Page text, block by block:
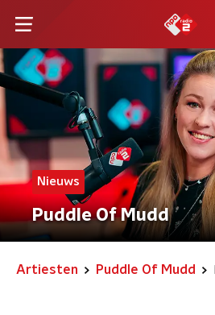
Nieuws
Puddle Of Mudd
Artiesten Puddle Of Mudd